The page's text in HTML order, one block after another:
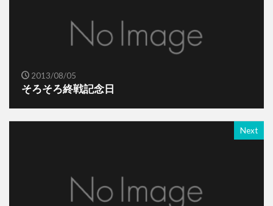
2013/08/05
そろそろ終戦記念日
Next